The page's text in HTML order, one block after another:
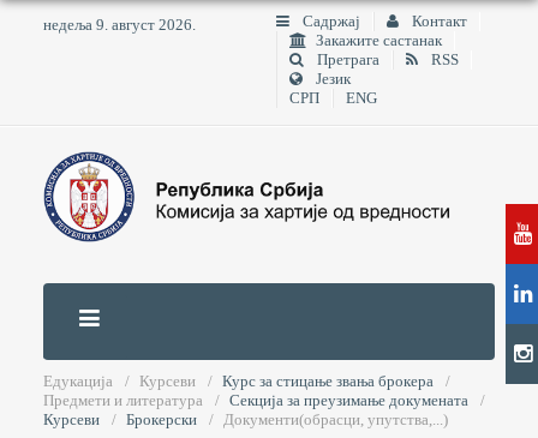
недеља 9. август 2026. Садржај
Контакт
Закажите састанак
Претрага
RSS
Језик
СРП
ENG
Едукација Курсеви
Курс за стицање звања брокера
Предмети и литература
Секција за преузимање докумената
Курсеви
Брокерски Документи(обрасци, упутства,...)